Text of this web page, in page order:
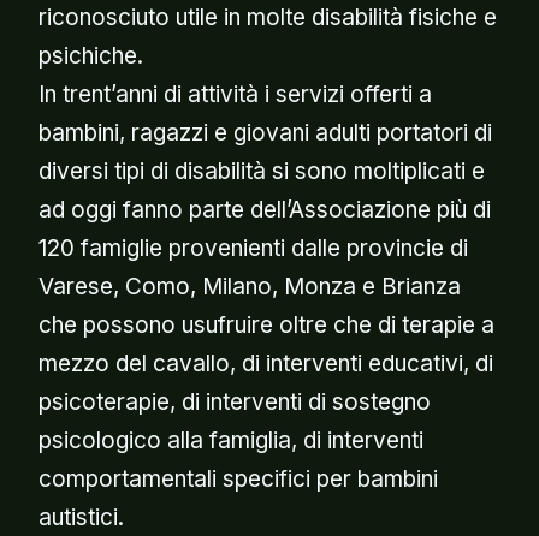
riconosciuto utile in molte disabilità fisiche e
psichiche.
In trent’anni di attività i servizi offerti a
bambini, ragazzi e giovani adulti portatori di
diversi tipi di disabilità si sono moltiplicati e
ad oggi fanno parte dell’Associazione più di
120 famiglie provenienti dalle provincie di
Varese, Como, Milano, Monza e Brianza
che possono usufruire oltre che di terapie a
mezzo del cavallo, di interventi educativi, di
psicoterapie, di interventi di sostegno
psicologico alla famiglia, di interventi
comportamentali specifici per bambini
autistici.